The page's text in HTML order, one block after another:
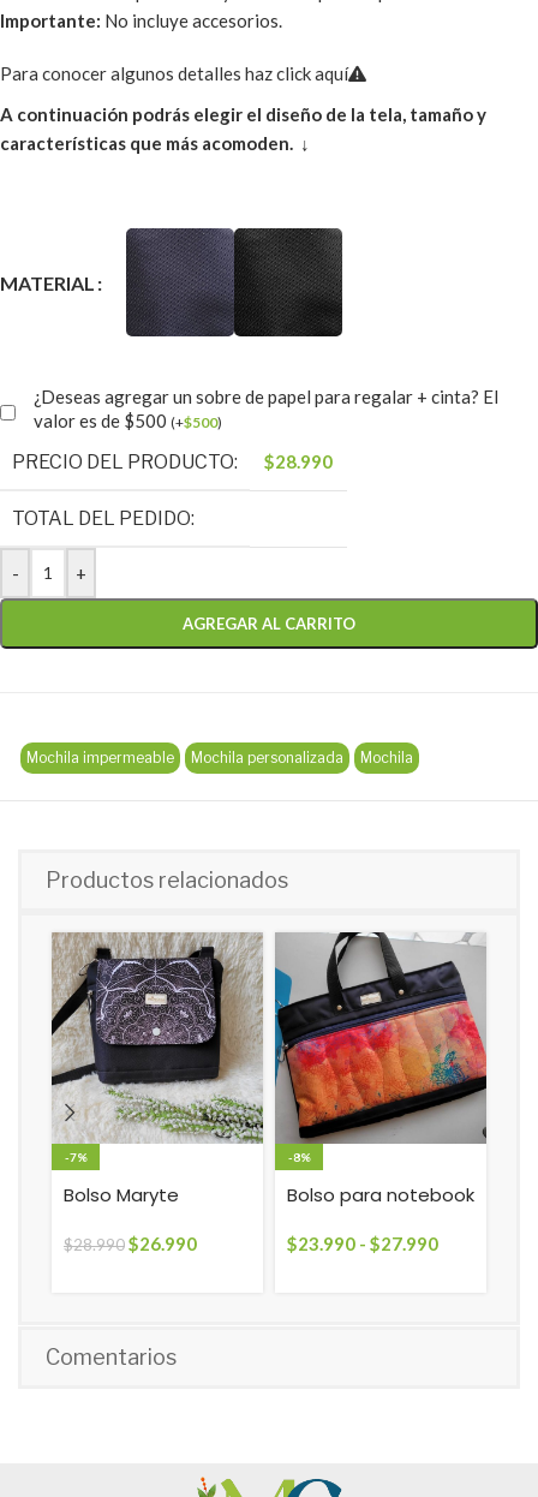
Importante: No incluye accesorios.
Para conocer algunos detalles haz click aquí
A continuación podrás elegir el diseño de la tela, tamaño y
características que más acomoden. ↓
MATERIAL
¿Deseas agregar un sobre de papel para regalar + cinta? El
valor es de $500 (+$500)
PRECIO DEL PRODUCTO: $28.990
TOTAL DEL PEDIDO:
- +
AGREGAR AL CARRITO
Mochila impermeable Mochila personalizada Mochila
Productos relacionados
-7%
Bolso Maryte
$28.990$26.990
-8%
Bolso para notebook
$23.990 - $27.990
Comentarios